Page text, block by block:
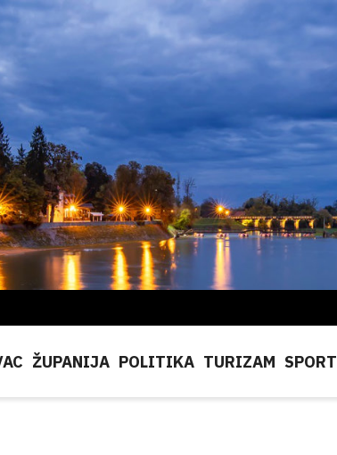
ŽUPANIJA POLITIKA TURIZAM SPORT